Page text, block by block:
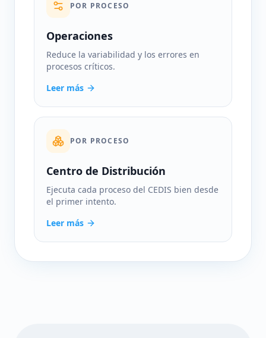
POR PROCESO
Operaciones
Reduce la variabilidad y los errores en
procesos críticos.
Leer más
POR PROCESO
Centro de Distribución
Ejecuta cada proceso del CEDIS bien desde
el primer intento.
Leer más